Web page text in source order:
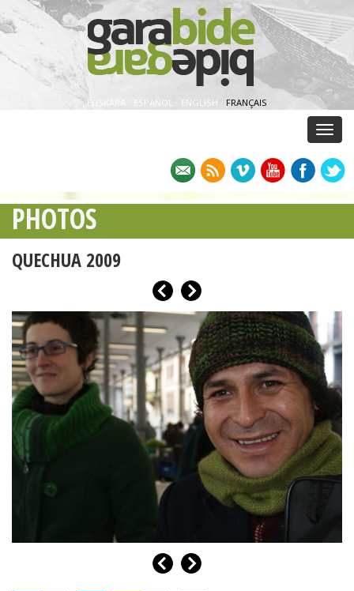
EUSKARA ESPAÑOL · ENGLISH · FRANÇAIS
PHOTOS
QUECHUA 2009